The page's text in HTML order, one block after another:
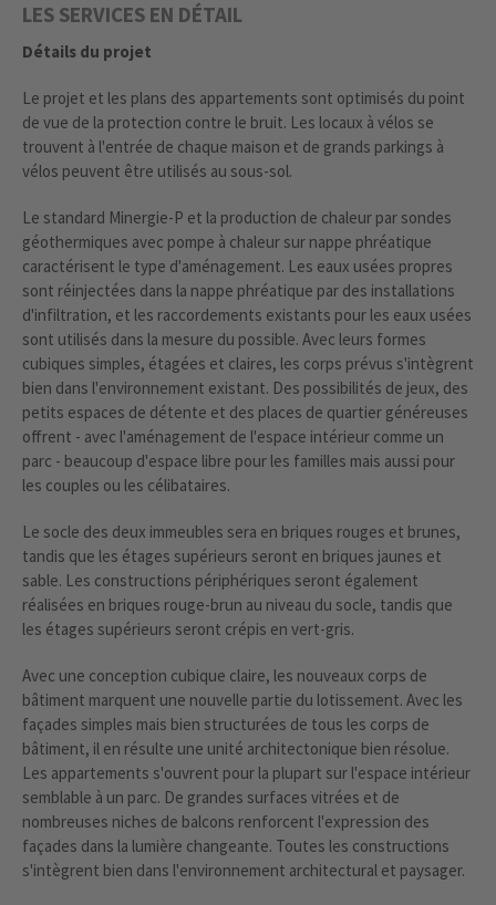
LES SERVICES EN DÉTAIL
Détails du projet
Le projet et les plans des appartements sont optimisés du point
de vue de la protection contre le bruit. Les locaux à vélos se
trouvent à l'entrée de chaque maison et de grands parkings à
vélos peuvent être utilisés au sous-sol.
Le standard Minergie-P et la production de chaleur par sondes
géothermiques avec pompe à chaleur sur nappe phréatique
caractérisent le type d'aménagement. Les eaux usées propres
sont réinjectées dans la nappe phréatique par des installations
d'infiltration, et les raccordements existants pour les eaux usées
sont utilisés dans la mesure du possible. Avec leurs formes
cubiques simples, étagées et claires, les corps prévus s'intègrent
bien dans l'environnement existant. Des possibilités de jeux, des
petits espaces de détente et des places de quartier généreuses
offrent - avec l'aménagement de l'espace intérieur comme un
parc - beaucoup d'espace libre pour les familles mais aussi pour
les couples ou les célibataires.
Le socle des deux immeubles sera en briques rouges et brunes,
tandis que les étages supérieurs seront en briques jaunes et
sable. Les constructions périphériques seront également
réalisées en briques rouge-brun au niveau du socle, tandis que
les étages supérieurs seront crépis en vert-gris.
Avec une conception cubique claire, les nouveaux corps de
bâtiment marquent une nouvelle partie du lotissement. Avec les
façades simples mais bien structurées de tous les corps de
bâtiment, il en résulte une unité architectonique bien résolue.
Les appartements s'ouvrent pour la plupart sur l'espace intérieur
semblable à un parc. De grandes surfaces vitrées et de
nombreuses niches de balcons renforcent l'expression des
façades dans la lumière changeante. Toutes les constructions
s'intègrent bien dans l'environnement architectural et paysager.